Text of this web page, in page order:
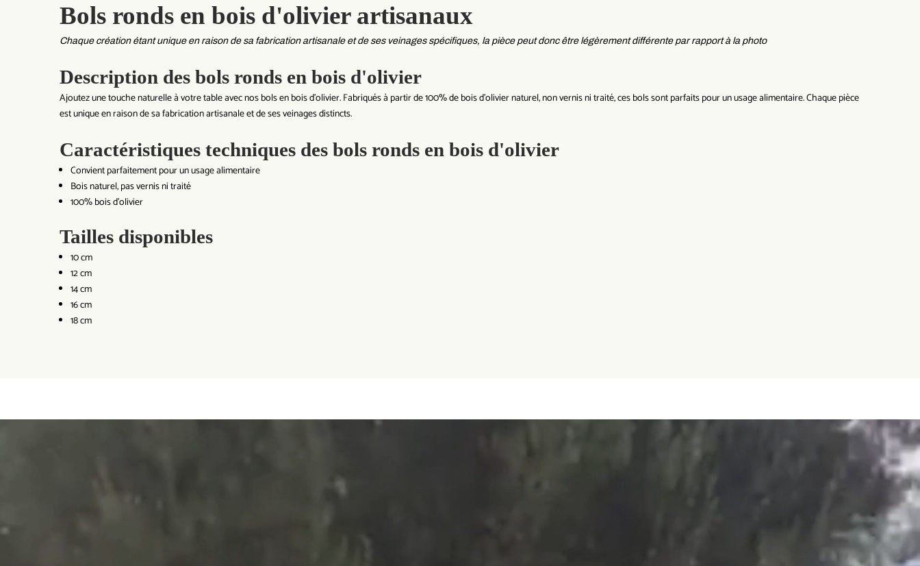
Bols ronds en bois d'olivier artisanaux
Chaque création étant unique en raison de sa fabrication artisanale et de ses veinages spécifiques, la pièce peut donc être légèrement différente par rapport à la photo
Description des bols ronds en bois d'olivier
Ajoutez une touche naturelle à votre table avec nos bols en bois d'olivier. Fabriqués à partir de 100% de bois d'olivier naturel, non vernis ni traité, ces bols sont parfaits pour un usage alimentaire. Chaque pièce
est unique en raison de sa fabrication artisanale et de ses veinages distincts.
Caractéristiques techniques des bols ronds en bois d'olivier
Convient parfaitement pour un usage alimentaire
Bois naturel, pas vernis ni traité
100% bois d'olivier
Tailles disponibles
10 cm
12 cm
14 cm
16 cm
18 cm